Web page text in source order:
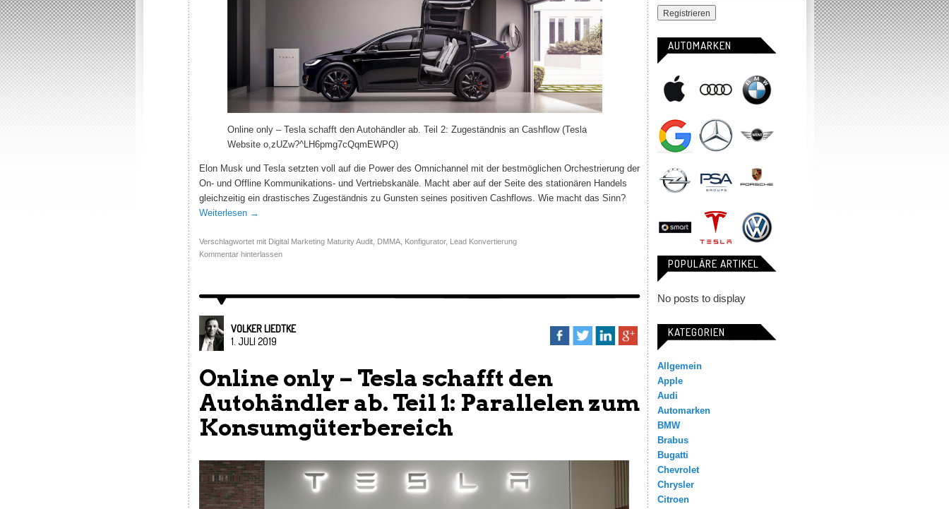
Online only – Tesla schafft den Autohändler ab. Teil 2: Zugeständnis an Cashflow (Tesla
Website o,zUZw?^LH6pmg7cQqmEWPQ)
Elon Musk und Tesla setzten voll auf die Power des Omnichannel mit der bestmöglichen Orchestrierung der
On- und Offline Kommunikations- und Vertriebskanäle. Macht aber auf der Seite des stationären Handels
gleichzeitig ein drastisches Zugeständnis zu Gunsten seines positiven Cashflows. Wie macht das Sinn?
Weiterlesen →
Verschlagwortet mit Digital Marketing Maturity Audit, DMMA, Konfigurator, Lead Konvertierung
Kommentar hinterlassen
VOLKER LIEDTKE
1. JULI 2019
Online only – Tesla schafft den
Autohändler ab. Teil 1: Parallelen zum
Konsumgüterbereich
AUTOMARKEN
POPULÄRE ARTIKEL
No posts to display
KATEGORIEN
Allgemein
Apple
Audi
Automarken
BMW
Brabus
Bugatti
Chevrolet
Chrysler
Citroen